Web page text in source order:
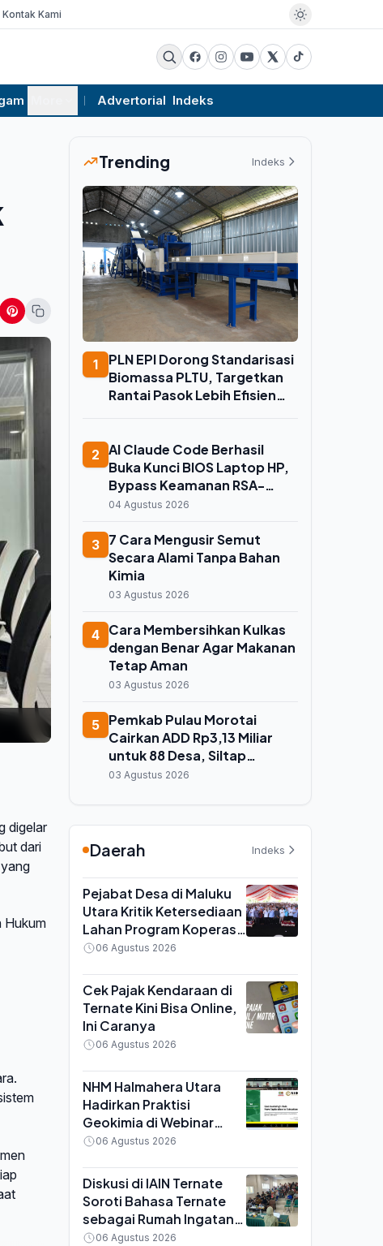
Kontak Kami
Advertorial Indeks
digelar
dari
Hukum
Trending Indeks
1
PLN EPI Dorong Standarisasi
Biomassa PLTU, Targetkan
Rantai Pasok Lebih Efisien
2
AI Claude Code Berhasil
Buka Kunci BIOS Laptop HP,
Bypass Keamanan RSA-
2048 dan Aktifkan 55
04 Agustus 2026
3 7 Cara Mengusir Semut
Secara Alami Tanpa Bahan
Kimia
03 Agustus 2026
4 Cara Membersihkan Kulkas
dengan Benar Agar Makanan
Tetap Aman
03 Agustus 2026
5 Pemkab Pulau Morotai
Cairkan ADD Rp3,13 Miliar
untuk 88 Desa, Siltap
Perangkat Desa Desember
03 Agustus 2026
Daerah Indeks
Pejabat Desa di Maluku
Utara Kritik Ketersediaan
Lahan Program Koperasi
Merah Putih saat Seminar
06 Agustus 2026
Cek Pajak Kendaraan di
Ternate Kini Bisa Online,
Ini Caranya
06 Agustus 2026
NHM Halmahera Utara
Hadirkan Praktisi
Geokimia di Webinar
MGEI UNG, Bahas
06 Agustus 2026
Diskusi di IAIN Ternate
Soroti Bahasa Ternate
sebagai Rumah Ingatan,
Yayasan Pustaka Pangaji
06 Agustus 2026